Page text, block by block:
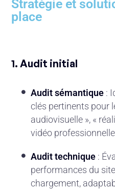
Stratégie et
place
1. Audit initial
Audit sémantique :
clés pertinents pour
audiovisuelle », «
vidéo
Audit technique :
performances du
chargement,